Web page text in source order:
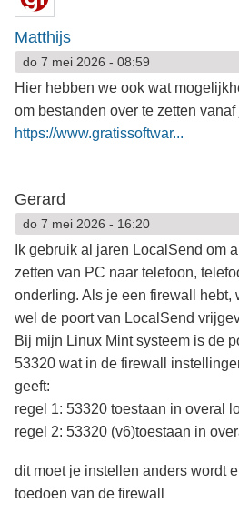
Matthijs
do 7 mei 2026 - 08:59
Hier hebben we ook wat
om bestanden over te zetten
https://www.gratissoftwar...
Gerard
do 7 mei 2026 - 16:20
Ik gebruik al jaren LocalSend om
zetten van PC naar telefoon,
onderling. Als je een firewall hebt,
wel de poort van LocalSend
Bij mijn Linux Mint systeem is de
53320 wat in de firewall
geeft:
regel 1: 53320 toestaan in overal
regel 2: 53320 (v6)toestaan in
dit moet je instellen anders wordt
toedoen van de firewall